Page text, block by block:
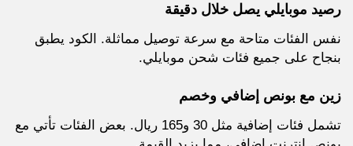
رصيد موبايلي يصل خلال دقيقة
نفس الفئات متاحة مع سرعة توصيل مماثلة. الكود يطبق
بنجاح على جميع فئات شحن موبايلي.
زين مع بونص إضافي وخصم
تشمل فئات إضافية مثل 30 و165 ريال. بعض الفئات تأتي مع